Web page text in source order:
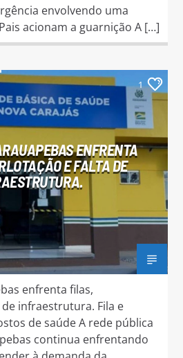
envolvendo uma
acionam a guarnição A […]
1
ENFRENTA
E FALTA DE
enfrenta filas,
infraestrutura. Fila e
de saúde A rede pública
continua enfrentando